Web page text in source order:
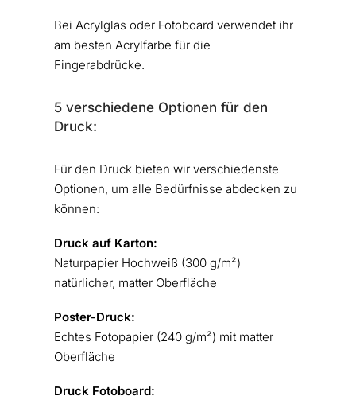
Bei Acrylglas oder Fotoboard verwendet ihr
am besten Acrylfarbe für die
Fingerabdrücke.
5 verschiedene Optionen für den
Druck:
Für den Druck bieten wir verschiedenste
Optionen, um alle Bedürfnisse abdecken zu
können:
Druck auf Karton:
Naturpapier Hochweiß (300 g/m²)
natürlicher, matter Oberfläche
Poster-Druck:
Echtes Fotopapier (240 g/m²) mit matter
Oberfläche
Druck Fotoboard: